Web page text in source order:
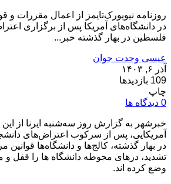
روزنامه نیویورک‌تایمز از اعمال مقررات و
در دانشگاه‌های آمریکا پس از برگزاری
فلسطین در بهار گذشته خبر...
عیسی وحدت جوان
آذر ۶, ۱۴۰۳
109 بازدیدها
چاپ
0 دیدگاه ها
خبرشهر به گزارش روز سه‌شنبه ایرنا از
آمریکایی، پس از سرکوب اعتراض‌های
در بهار گذشته، کالج‌ها و دانشگاه‌ها قوانین
تشدید، درهای محوطه دانشگاه ها را قفل
وضع کرده اند.